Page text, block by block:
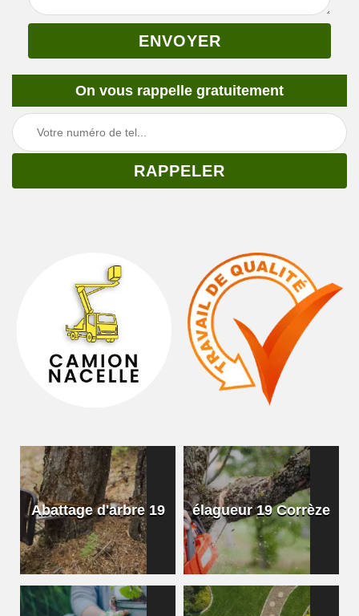
On vous rappelle gratuitement
Abattage d'arbre 19 élagueur 19 Corrèze